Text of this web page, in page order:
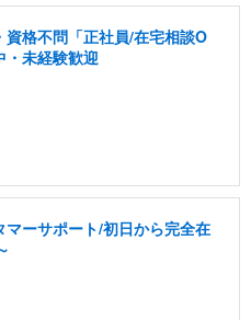
格不問「正社員/在宅相談O
・未経験歓迎
ーサポート/初日から完全在